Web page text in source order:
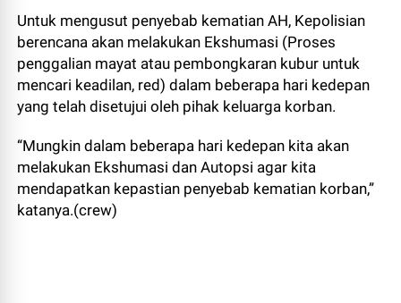
Untuk mengusut penyebab kematian AH, Kepolisian
berencana akan melakukan Ekshumasi (Proses
penggalian mayat atau pembongkaran kubur untuk
mencari keadilan, red) dalam beberapa hari kedepan
yang telah disetujui oleh pihak keluarga korban.
“Mungkin dalam beberapa hari kedepan kita akan
melakukan Ekshumasi dan Autopsi agar kita
mendapatkan kepastian penyebab kematian korban,”
katanya.(crew)